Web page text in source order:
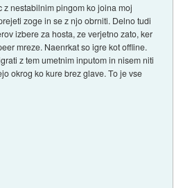
nestabilnim pingom ko joina moj
zoge in se z njo obrniti. Delno tudi
izbere za hosta, ze verjetno zato, ker
mreze. Naenrkat so igre kot offline.
z tem umetnim inputom in nisem niti
okrog ko kure brez glave. To je vse